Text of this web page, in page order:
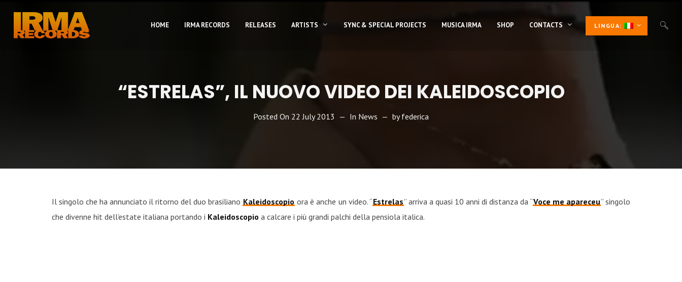
HOME IRMA RECORDS RELEASES ARTISTS SYNC & SPECIAL PROJECTS MUSICA IRMA SHOP CONTACTS LINGUA:
“ESTRELAS”, IL NUOVO VIDEO DEI KALEIDOSCOPIO
Posted On 22 July 2013 In News byfederica
Il singolo che ha annunciato il ritorno del duo brasiliano Kaleidoscopio ora è anche un video. “Estrelas” arriva a quasi 10 anni di distanza da “Voce me apareceu” singolo
che divenne hit dell’estate italiana portando i Kaleidoscopio a calcare i più grandi palchi della pensiola italica.